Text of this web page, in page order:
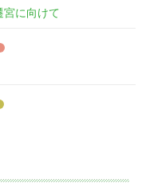
に向けて